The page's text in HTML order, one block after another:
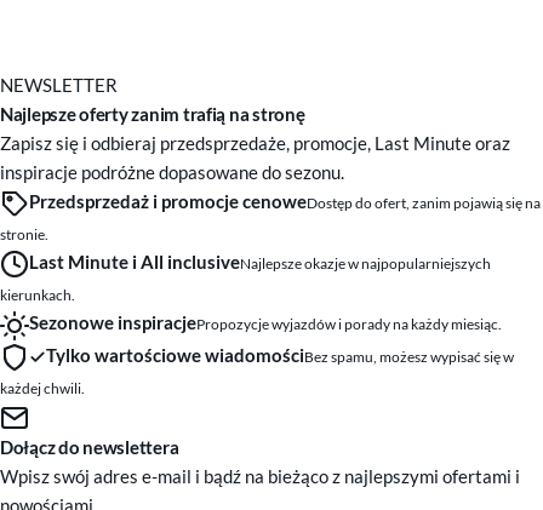
NEWSLETTER
Najlepsze oferty zanim trafią na stronę
Zapisz się i odbieraj przedsprzedaże, promocje, Last Minute oraz
inspiracje podróżne dopasowane do sezonu.
Przedsprzedaż i promocje cenoweDostęp do ofert, zanim pojawią się na
stronie.
Last Minute i All inclusiveNajlepsze okazje w najpopularniejszych
kierunkach.
Sezonowe inspiracjePropozycje wyjazdów i porady na każdy miesiąc.
Tylko wartościowe wiadomościBez spamu, możesz wypisać się w
każdej chwili.
Dołącz do newslettera
Wpisz swój adres e-mail i bądź na bieżąco z najlepszymi ofertami i
nowościami.